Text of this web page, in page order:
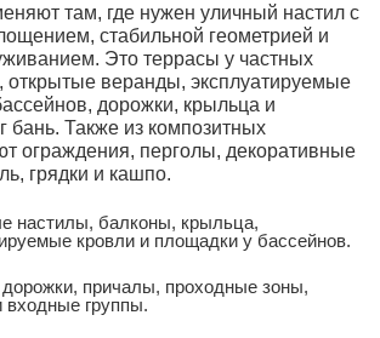
там, где нужен уличный настил с
стабильной геометрией и
Это террасы у частных
открытые веранды, эксплуатируемые
дорожки, крыльца и
бань. Также из композитных
ограждения, перголы, декоративные
грядки и кашпо.
настилы, балконы, крыльца,
кровли и площадки у бассейнов.
причалы, проходные зоны,
входные группы.